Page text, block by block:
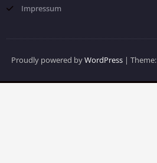
Impressum
Proudly powered byWordPress| Theme: